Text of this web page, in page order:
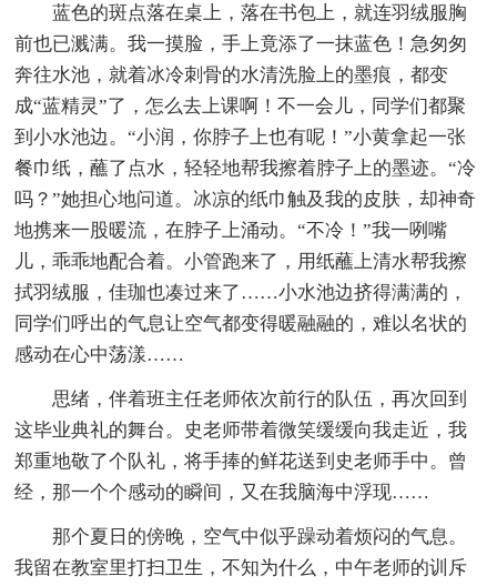
蓝色的斑点落在桌上，落在书包上，就连羽绒服胸
前也已溅满。我一摸脸，手上竟添了一抹蓝色！急匆匆
奔往水池，就着冰冷刺骨的水清洗脸上的墨痕，都变
成“蓝精灵”了，怎么去上课啊！不一会儿，同学们都聚
到小水池边。“小润，你脖子上也有呢！”小黄拿起一张
餐巾纸，蘸了点水，轻轻地帮我擦着脖子上的墨迹。“冷
吗？”她担心地问道。冰凉的纸巾触及我的皮肤，却神奇
地携来一股暖流，在脖子上涌动。“不冷！”我一咧嘴
儿，乖乖地配合着。小管跑来了，用纸蘸上清水帮我擦
拭羽绒服，佳珈也凑过来了……小水池边挤得满满的，
同学们呼出的气息让空气都变得暖融融的，难以名状的
感动在心中荡漾……
思绪，伴着班主任老师依次前行的队伍，再次回到
这毕业典礼的舞台。史老师带着微笑缓缓向我走近，我
郑重地敬了个队礼，将手捧的鲜花送到史老师手中。曾
经，那一个个感动的瞬间，又在我脑海中浮现……
那个夏日的傍晚，空气中似乎躁动着烦闷的气息。
我留在教室里打扫卫生，不知为什么，中午老师的训斥